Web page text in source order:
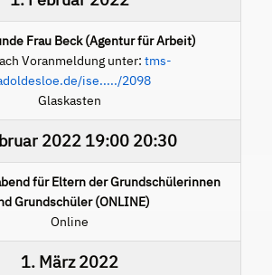
Frau Beck (Agentur für Arbeit)
Voranmeldung unter: tms-
ise...../2098
Glaskasten
2022 19:00 20:30
für Eltern der Grundschülerinnen
Grundschüler (ONLINE)
Online
1. März 2022